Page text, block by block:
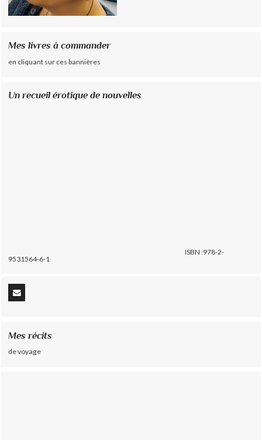
Mes livres à commander
en cliquant sur ces bannières
Un recueil érotique de nouvelles
ISBN :978-2-
9531564-6-1
Mes récits
de voyage